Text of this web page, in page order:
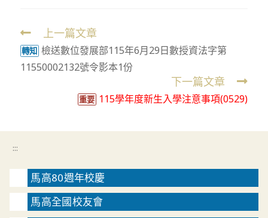
Read
more
articles
上一篇文章
轉知 檢送數位發展部115年6月29日數授資法字第
11550002132號令影本1份
下一篇文章
重要 115學年度新生入學注意事項(0529)
:::
馬高80週年校慶
馬高全國校友會